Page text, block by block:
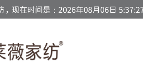
，现在时间是：2026年08月06日